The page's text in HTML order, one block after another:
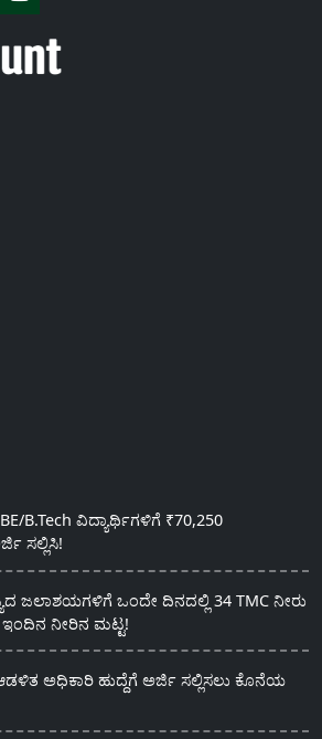
B.Tech ವಿದ್ಯಾರ್ಥಿಗಳಿಗೆ ₹70,250
ಸಲ್ಲಿಸಿ!
ಜಲಾಶಯಗಳಿಗೆ ಒಂದೇ ದಿನದಲ್ಲಿ 34 TMC ನೀರು
ಇಂದಿನ ನೀರಿನ ಮಟ್ಟ!
ಅಧಿಕಾರಿ ಹುದ್ದೆಗೆ ಅರ್ಜಿ ಸಲ್ಲಿಸಲು ಕೊನೆಯ